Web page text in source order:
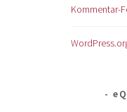
Kommentar-